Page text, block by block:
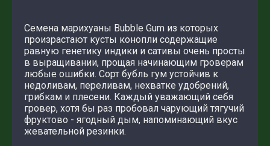
Семена марихуаны Bubble Gum из которых
произрастают кусты конопли содержащие
равную генетику индики и сативы очень просты
в выращивании, прощая начинающим гроверам
любые ошибки. Сорт бубль гум устойчив к
недоливам, переливам, нехватке удобрений,
грибкам и плесени. Каждый уважающий себя
гровер, хотя бы раз пробовал чарующий тягучий
фруктово - ягодный дым, напоминающий вкус
жевательной резинки.